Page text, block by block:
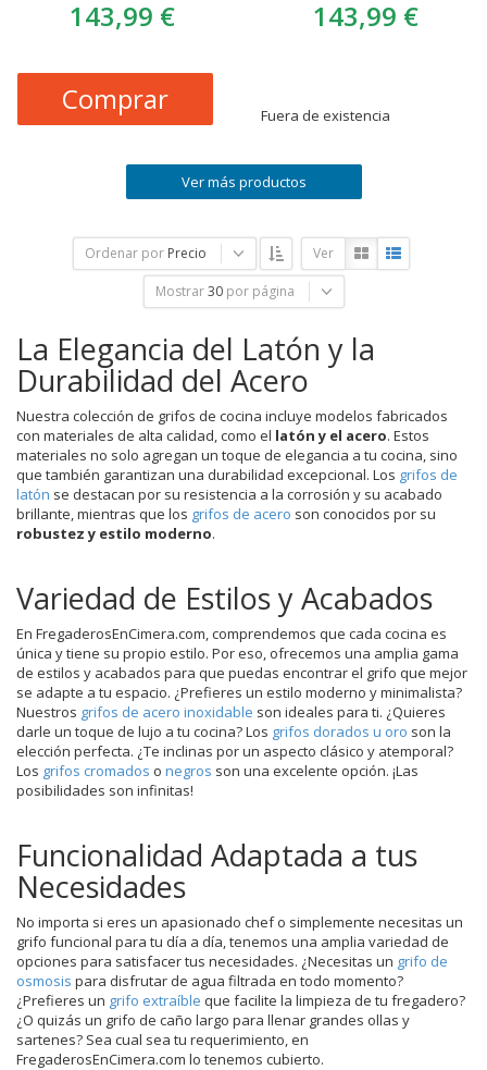
143,99 €
Comprar
143,99 €
Fuera de existencia
Ver más productos
Ordenar por Precio Ver
Mostrar 30 por página
La Elegancia del Latón y la
Durabilidad del Acero
Nuestra colección de grifos de cocina incluye modelos fabricados
con materiales de alta calidad, como el latón y el acero. Estos
materiales no solo agregan un toque de elegancia a tu cocina, sino
que también garantizan una durabilidad excepcional. Los grifos de
latón se destacan por su resistencia a la corrosión y su acabado
brillante, mientras que los grifos de acero son conocidos por su
robustez y estilo moderno.
Variedad de Estilos y Acabados
En FregaderosEnCimera.com, comprendemos que cada cocina es
única y tiene su propio estilo. Por eso, ofrecemos una amplia gama
de estilos y acabados para que puedas encontrar el grifo que mejor
se adapte a tu espacio. ¿Prefieres un estilo moderno y minimalista?
Nuestros grifos de acero inoxidable son ideales para ti. ¿Quieres
darle un toque de lujo a tu cocina? Los grifos dorados u oro son la
elección perfecta. ¿Te inclinas por un aspecto clásico y atemporal?
Los grifos cromados o negros son una excelente opción. ¡Las
posibilidades son infinitas!
Funcionalidad Adaptada a tus
Necesidades
No importa si eres un apasionado chef o simplemente necesitas un
grifo funcional para tu día a día, tenemos una amplia variedad de
opciones para satisfacer tus necesidades. ¿Necesitas un grifo de
osmosis para disfrutar de agua filtrada en todo momento?
¿Prefieres un grifo extraíble que facilite la limpieza de tu fregadero?
¿O quizás un grifo de caño largo para llenar grandes ollas y
sartenes? Sea cual sea tu requerimiento, en
FregaderosEnCimera.com lo tenemos cubierto.